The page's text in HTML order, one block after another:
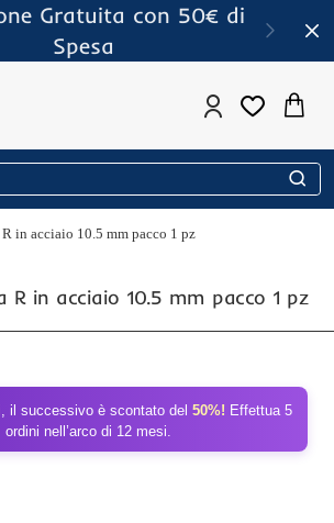
Gratuita con 50€ di
Spesa
R in acciaio 10.5 mm pacco 1 pz
in acciaio 10.5 mm pacco 1 pz
, il successivo è scontato del 50%! Effettua 5
ordini nell’arco di 12 mesi.